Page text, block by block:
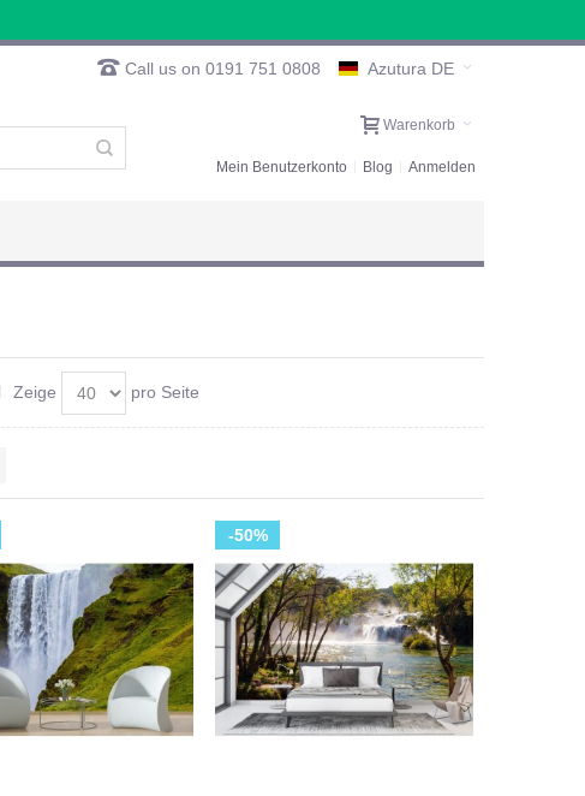
Azutura DE
Call us on 0191 751 0808
Warenkorb
Mein Benutzerkonto Blog Anmelden
Zeige pro Seite
-50%